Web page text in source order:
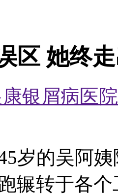
区 她终
银屑病医院
的吴阿姨
辗转于各